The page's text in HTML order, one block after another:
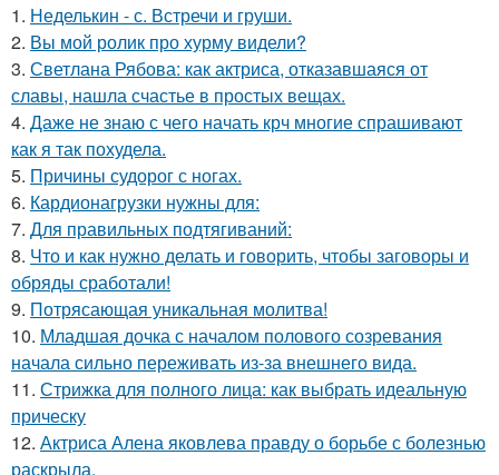
1. Неделькин - с. Встречи и груши.
2. Вы мой ролик про хурму видели?
3. Светлана Рябова: как актриса, отказавшаяся от
славы, нашла счастье в простых вещах.
4. Даже не знаю с чего начать крч многие спрашивают
как я так похудела.
5. Причины судорог с ногах.
6. Кардионагрузки нужны для:
7. Для правильных подтягиваний:
8. Что и как нужно делать и говорить, чтобы заговоры и
обряды сработали!
9. Потрясающая уникальная молитва!
10. Младшая дочка с началом полового созревания
начала сильно переживать из-за внешнего вида.
11. Стрижка для полного лица: как выбрать идеальную
прическу
12. Актриса Алена яковлева правду о борьбе с болезнью
раскрыла.